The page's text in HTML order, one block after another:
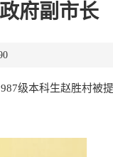
府副市长
级本科生赵胜村被